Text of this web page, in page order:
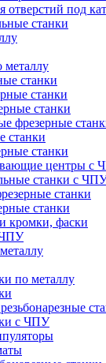
отверстий под
станки
металлу
станки
станки
станки
фрезерные
станки
станки
центры с
станки с
станки
станки
кромки, фаски
ЧПУ
по металлу
с ЧПУ